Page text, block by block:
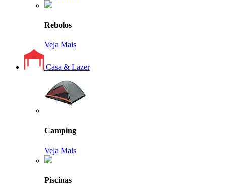
Rebolos
Veja Mais
Casa & Lazer
Camping
Veja Mais
Piscinas